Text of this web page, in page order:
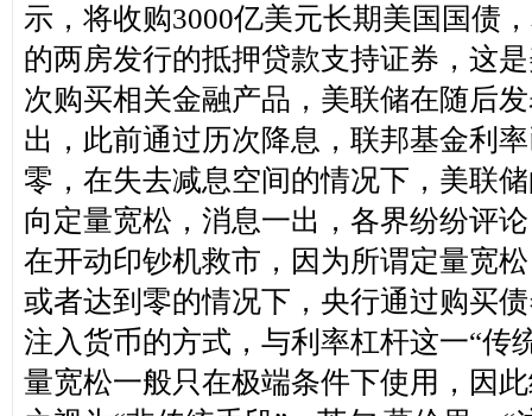
示，将收购3000亿美元长期美国国债
的两房发行的抵押贷款支持证券，这
次购买相关金融产品，美联储在随后
出，此前通过历次降息，联邦基金利
零，在失去减息空间的情况下，美联
向定量宽松，消息一出，各界纷纷评
在开动印钞机救市，因为所谓定量宽
或者达到零的情况下，央行通过购买
注入货币的方式，与利率杠杆这一“传
量宽松一般只在极端条件下使用，因